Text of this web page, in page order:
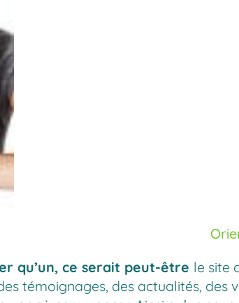
qu’un, ce serait peut-être le site
témoignages, des actualités, des